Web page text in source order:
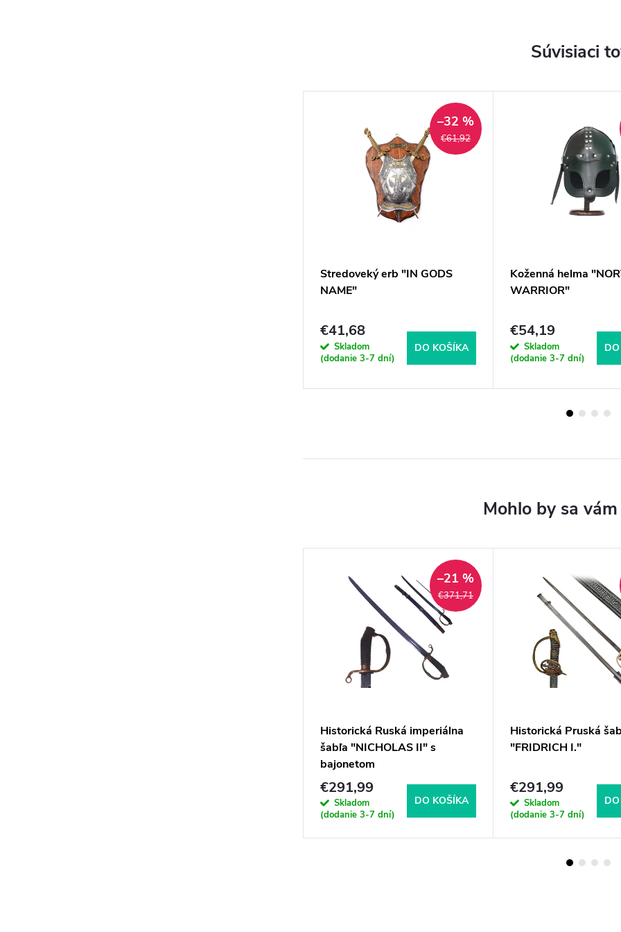
Súvisiaci
€61,92
–32 %
Stredoveký erb "IN GODS
NAME"
€41,68
Skladom
(dodanie 3-7 dní)
DO KOŠÍKA
Koženná helma
WARRIOR"
€54,19
Skladom
(dodanie 3-7 dní)
€371,71
–21 %
Historická Ruská imperiálna
šabľa "NICHOLAS II" s
bajonetom
€291,99
Skladom
(dodanie 3-7 dní)
DO KOŠÍKA
Historická Pruská
"FRIDRICH I."
€291,99
Skladom
(dodanie 3-7 dní)